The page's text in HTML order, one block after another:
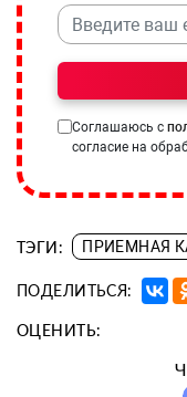
Соглашаюсь с
согласие на
ТЭГИ: ПРИЕМНАЯ
ПОДЕЛИТЬСЯ:
ОЦЕНИТЬ: